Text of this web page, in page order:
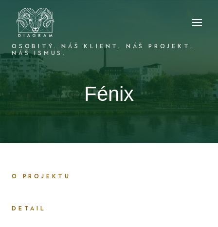
OSOBITÝ. NÁŠ KLIENT, NÁŠ PROJEKT,
NÁŠ ISMUS.
Fénix
O PROJEKTU
DETAIL